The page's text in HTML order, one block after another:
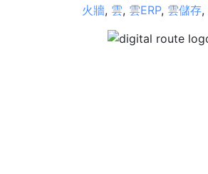
火牆, 雲, 雲ERP, 雲儲存,